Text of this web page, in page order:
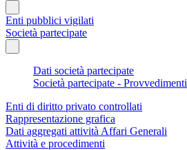
Enti pubblici vigilati
Società partecipate
Dati società partecipate
Società partecipate - Provvedimenti
Enti di diritto privato controllati
Rappresentazione grafica
Dati aggregati attività Affari Generali
Attività e procedimenti